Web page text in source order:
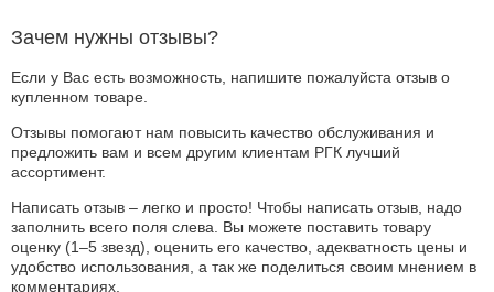
Зачем нужны отзывы?
Если у Вас есть возможность, напишите пожалуйста отзыв о
купленном товаре.
Отзывы помогают нам повысить качество обслуживания и
предложить вам и всем другим клиентам РГК лучший
ассортимент.
Написать отзыв – легко и просто! Чтобы написать отзыв, надо
заполнить всего поля слева. Вы можете поставить товару
оценку (1–5 звезд), оценить его качество, адекватность цены и
удобство использования, а так же поделиться своим мнением в
комментариях.